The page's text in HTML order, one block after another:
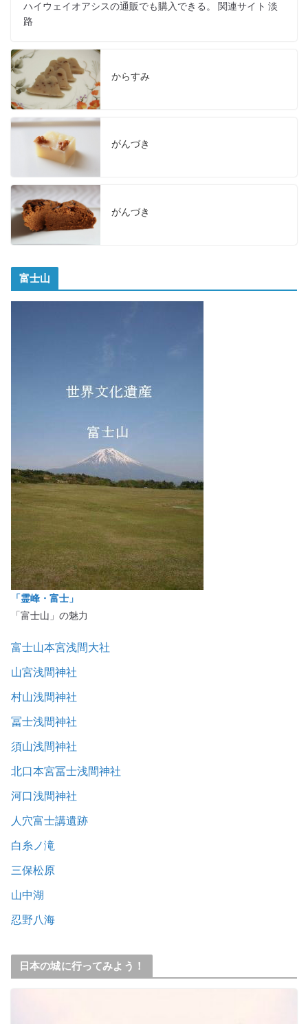
ハイウェイオアシスの通販でも購入できる。 関連サイト 淡
路
からすみ
がんづき
がんづき
富士山
「霊峰・富士」
「富士山」の魅力
富士山本宮浅間大社
山宮浅間神社
村山浅間神社
冨士浅間神社
須山浅間神社
北口本宮冨士浅間神社
河口浅間神社
人穴富士講遺跡
白糸ノ滝
三保松原
山中湖
忍野八海
日本の城に行ってみよう！